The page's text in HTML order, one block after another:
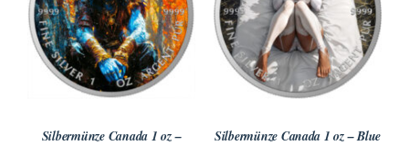
Silbermünze Canada 1 oz –
Silbermünze Canada 1 oz – Blue